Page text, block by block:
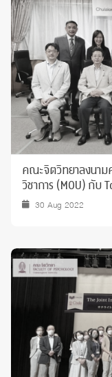
คณะจิตวิทยาลงนาม
วิชาการ (MOU) กับ
30 Aug 2022